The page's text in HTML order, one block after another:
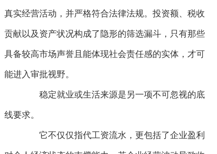
真实经营活动，并严格符合法律法规。投资额、税收
贡献以及资产状况构成了隐形的筛选漏斗，只有那些
具备较高市场声誉且能体现社会责任感的实体，才可
能进入审批视野。
稳定就业或生活来源是另一项不可忽视的底
线要求。
它不仅仅指代工资流水，更包括了企业盈利